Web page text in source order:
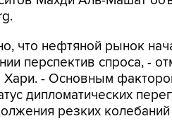
что нефтяной рынок
перспектив спроса, -
Хари. - Основным
дипломатических
резких